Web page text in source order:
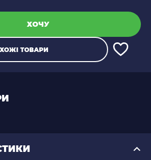
ХОЧУ
ТОВАРИ